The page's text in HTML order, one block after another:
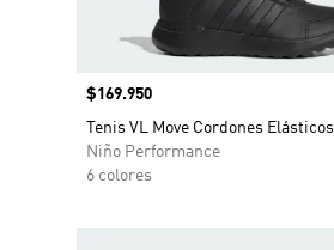
Precio
$169.950
Tenis VL Move Cordones
Niño Performance
6 colores